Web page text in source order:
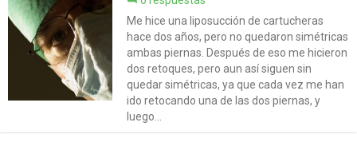
Me hice una liposucción de cartucheras
hace dos años, pero no quedaron simétricas
ambas piernas. Después de eso me hicieron
dos retoques, pero aun así siguen sin
quedar simétricas, ya que cada vez me han
ido retocando una de las dos piernas, y
luego...